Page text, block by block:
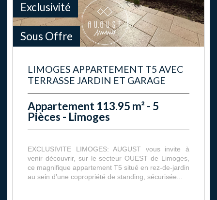
Sous Offre
Exclusivité
LIMOGES APPARTEMENT T5 AVEC
TERRASSE JARDIN ET GARAGE
Appartement 113.95 m² - 5
Pièces - Limoges
EXCLUSIVITE LIMOGES: AUGUST vous invite à
venir découvrir, sur le secteur OUEST de Limoges,
ce magnifique appartement T5 situé en rez-de-jardin
au sein d’une copropriété de standing, sécurisée...